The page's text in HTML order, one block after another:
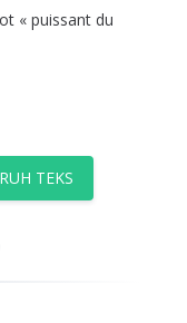
« puissant du
TEKS